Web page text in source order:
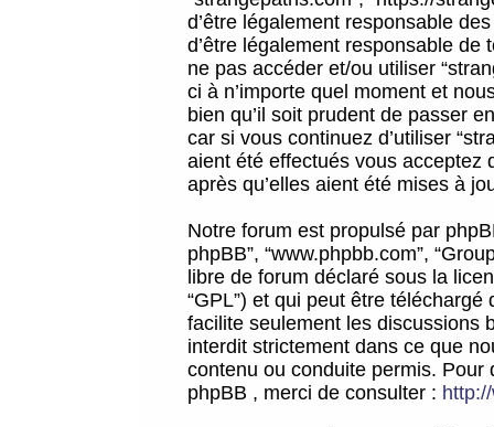
d’être légalement responsable
d’être légalement responsable
ne pas accéder et/ou utiliser
ci à n’importe quel moment et
bien qu’il soit prudent de passer
car si vous continuez d’utiliser
aient été effectués vous acceptez
après qu’elles aient été mises à
Notre forum est propulsé par
phpBB”, “www.phpbb.com”,
libre de forum déclaré sous la
“GPL”) et qui peut être téléchargé
facilite seulement les discussions
interdit strictement dans ce que
contenu ou conduite permis.
phpBB , merci de consulter :